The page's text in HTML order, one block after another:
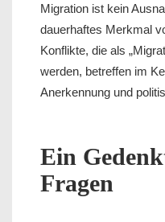
Migration ist kein
dauerhaftes Merkmal
Konflikte, die als
werden, betreffen im
Anerkennung und
Ein
Fragen